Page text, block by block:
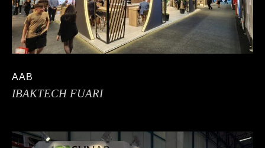
AAB
IBAKTECH FUARI